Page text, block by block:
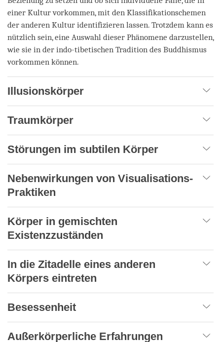
einer Kultur vorkommen, mit den Klassifikationschemen
der anderen Kultur identifizieren lassen. Trotzdem kann es
nützlich sein, eine Auswahl dieser Phänomene darzustellen,
wie sie in der indo-tibetischen Tradition des Buddhismus
vorkommen können.
Illusionskörper
Traumkörper
Störungen im subtilen Körper
Nebenwirkungen von Visualisations-
Praktiken
Körper in gemischten
Existenzzuständen
In die Zitadelle eines anderen
Körpers eintreten
Besessenheit
Außerkörperliche Erfahrungen